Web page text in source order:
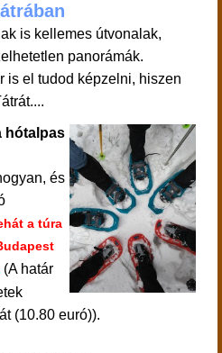
is kellemes útvonalak,
panorámák.
is el tudod képzelni, hiszen
hótalpas
és
a túra
(A határ
(10.80 euró)).